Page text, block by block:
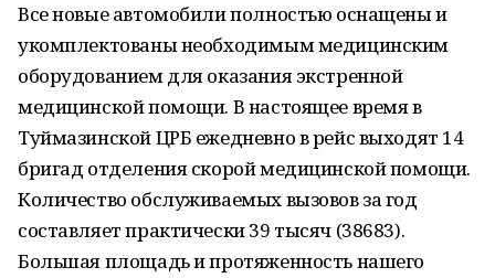
Все новые автомобили полностью оснащены и
укомплектованы необходимым медицинским
оборудованием для оказания экстренной
медицинской помощи. В настоящее время в
Туймазинской ЦРБ ежедневно в рейс выходят 14
бригад отделения скорой медицинской помощи.
Количество обслуживаемых вызовов за год
составляет практически 39 тысяч (38683).
Большая площадь и протяженность нашего